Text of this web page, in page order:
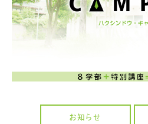
お知らせ